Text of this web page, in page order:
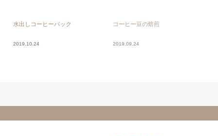
水出しコーヒーバック
2019.10.24
コーヒー豆の焙煎
2019.09.24